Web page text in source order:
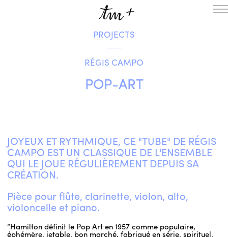
HOMEPAGE
THE RESIDENCY IN NANTERRE
CREATION RESIDENCY
PROJECTS
ON TOUR
DISCOGRAPHY
WHAT’S ON
ABOUT
TM+
REPERTOIRE
PARTNERS AND SUPPORTERS
PROJECTS
RÉGIS CAMPO
POP-ART
JOYEUX ET RYTHMIQUE, CE "TUBE" DE RÉGIS
CAMPO EST UN CLASSIQUE DE L'ENSEMBLE
QUI LE JOUE RÉGULIÈREMENT DEPUIS SA
CRÉATION.
Pièce pour flûte, clarinette, violon, alto,
violoncelle et piano.
“Hamilton définit le Pop Art en 1957 comme populaire,
éphémère, jetable, bon marché, fabriqué en série, spirituel,